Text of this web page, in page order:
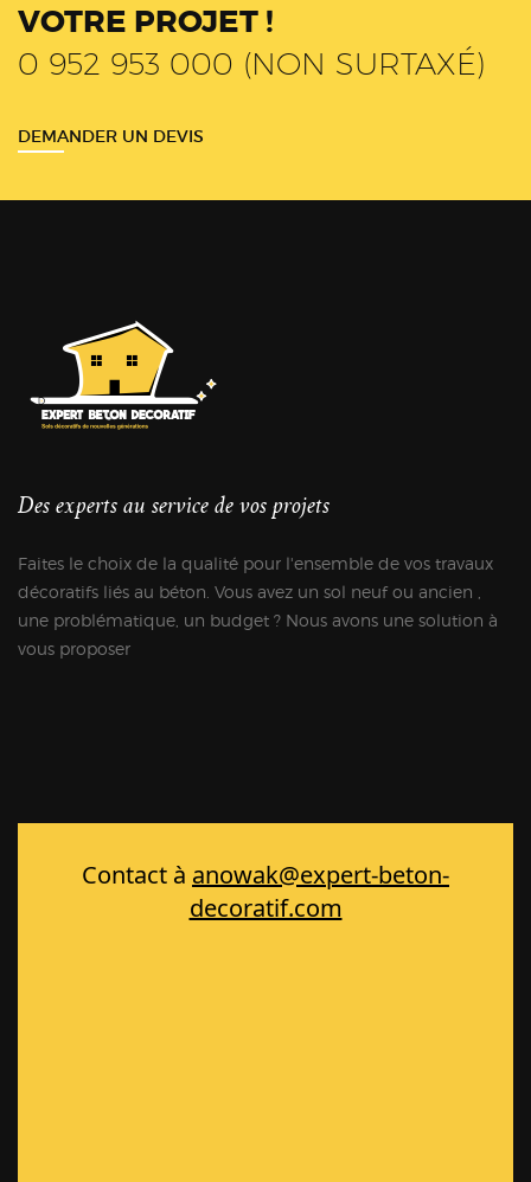
VOTRE PROJET !
0 952 953 000 (NON SURTAXÉ)
DEMANDER UN DEVIS
Des experts au service de vos projets
Faites le choix de la qualité pour l'ensemble de vos travaux
décoratifs liés au béton. Vous avez un sol neuf ou ancien ,
une problématique, un budget ? Nous avons une solution à
vous proposer